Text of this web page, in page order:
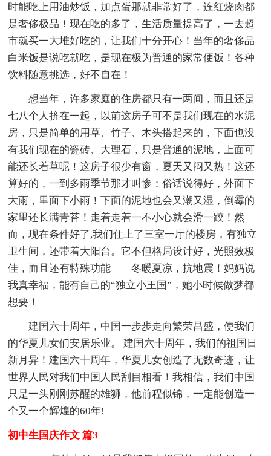
时能吃上用油炒饭，加点蛋那就非常好了，连红烧肉都
是奢侈极品！现在吃的多了，生活质量提高了，一去超
市就买一大堆好吃的，让我们十分开心！当年的奢侈品
白米饭是说吃就吃，是现在极为普通的家常便饭！各种
饮料随意挑选，好不自在！
想当年，许多家庭的住房都只有一两间，而且还是
七八个人挤在一起，以前这房子可不是我们现在的水泥
房，只是简单的用草、竹子、木头搭起来的，下面也没
有我们现在的瓷砖、大理石，只是普通的泥地，上面可
能还长着草呢！这房子很少有窗，夏天又闷又热！这还
算好的，一到多雨季节那才叫惨：俗话说得好，外面下
大雨，里面下小雨！下面的泥地也会又潮又湿，倒霉的
家里还长满青苔！走着走着一不小心就会滑一跤！然
而，现在条件好了,我们住上了三室一厅的楼房，有独立
卫生间，还带着大阳台。它不但格局设计好，光照效极
佳，而且还有特殊功能——冬暖夏凉，抗地震！妈妈说
我真幸福，能有自己的“独立小王国”，她小时候做梦都
想要！
建国六十周年，中国一步步走向繁荣昌盛，使我们
的华夏儿女们安居乐业。 建国六十周年，我们的祖国日
新月异！建国六十周年，华夏儿女创造了无数奇迹，让
世界人民对我们中国人民刮目相看！我相信，我们中国
只是一头刚刚苏醒的雄狮，他前程似锦，一定能创造一
个又一个辉煌的60年!
初中生国庆作文 篇3